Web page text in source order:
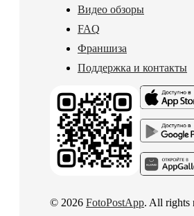
Видео обзоры
FAQ
Франшиза
Поддержка и контакты
© 2026 FotoPostApp. All rights